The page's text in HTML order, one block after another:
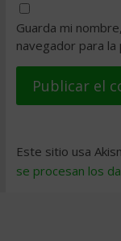
Guarda mi
navegador para
Este sitio usa
se procesan los